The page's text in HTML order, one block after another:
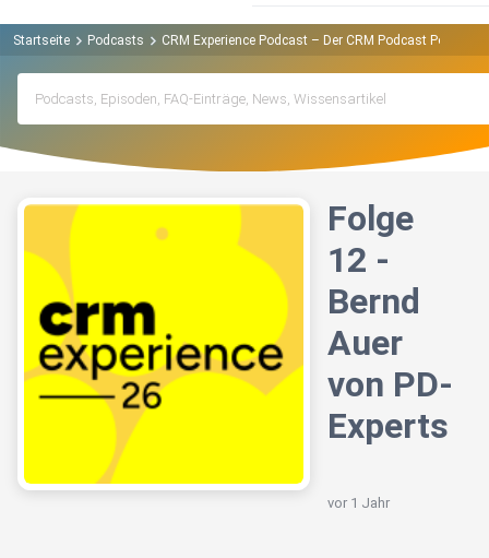
Startseite Podcasts CRM Experience Podcast – Der CRM Podcast Podcast
Folge
12 -
Bernd
Auer
von PD-
Experts
vor 1 Jahr